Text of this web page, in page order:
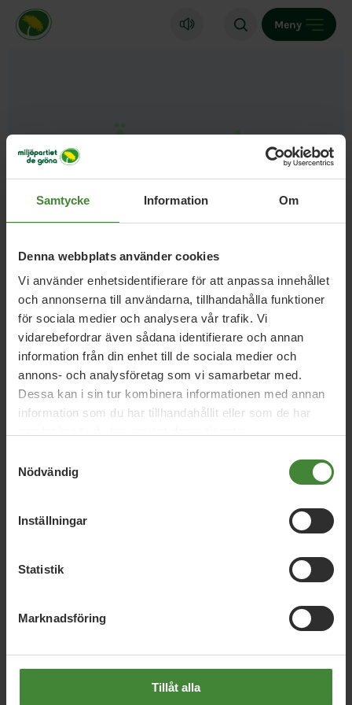
Samtycke Information Om
Denna webbplats använder cookies
Vi använder enhetsidentifierare för att anpassa innehållet
och annonserna till användarna, tillhandahålla funktioner
för sociala medier och analysera vår trafik. Vi
vidarebefordrar även sådana identifierare och annan
information från din enhet till de sociala medier och
annons- och analysföretag som vi samarbetar med.
Dessa kan i sin tur kombinera informationen med annan
information som du har tillhandahållit eller som de har
Nödvändig
Inställningar
Statistik
Marknadsföring
Tillåt alla
Miljöpartiet de gröna, startsida
Meny
Ämnesord
Östergötland
Nyheter
Nyhetskategori
Visa resultat